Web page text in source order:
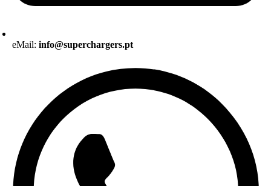
eMail: info@superchargers.pt